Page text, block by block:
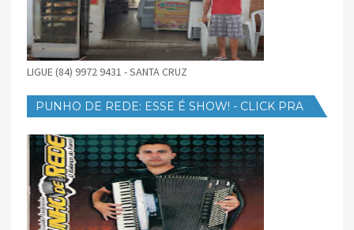
LIGUE (84) 9972 9431 - SANTA CRUZ
PUNHO DE REDE: ESSE É SHOW! - CLICK PRA